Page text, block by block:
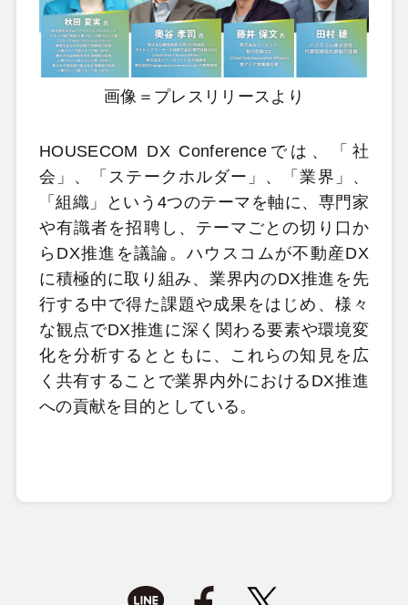
画像＝プレスリリースより
HOUSECOM DX Conferenceでは、「社
会」、「ステークホルダー」、「業界」、
「組織」という4つのテーマを軸に、専門家
や有識者を招聘し、テーマごとの切り口か
らDX推進を議論。ハウスコムが不動産DX
に積極的に取り組み、業界内のDX推進を先
行する中で得た課題や成果をはじめ、様々
な観点でDX推進に深く関わる要素や環境変
化を分析するとともに、これらの知見を広
く共有することで業界内外におけるDX推進
への貢献を目的としている。